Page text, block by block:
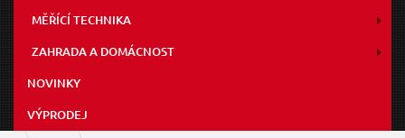
MĚŘÍCÍ TECHNIKA
ZAHRADA A DOMÁCNOST
NOVINKY
VÝPRODEJ